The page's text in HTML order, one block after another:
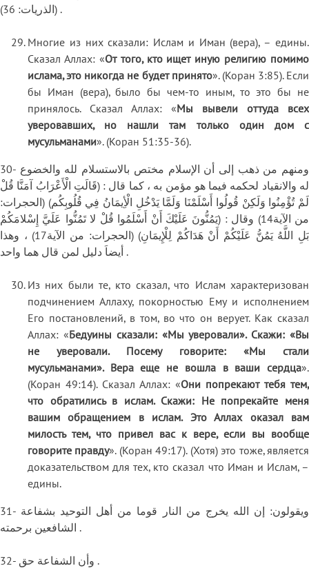
(الذريات: 36) .
Многие из них сказали: Ислам и Иман (вера), – едины.
Сказал Аллах: «От того, кто ищет иную религию помимо
ислама, это никогда не будет принято». (Коран 3:85). Если
бы Иман (вера), было бы чем-то иным, то это бы не
принялось. Сказал Аллах: «Мы вывели оттуда всех
уверовавших, но нашли там только один дом с
мусульманами». (Коран 51:35-36).
30- ومنهم من ذهب إلى أن الإسلام مختص بالاستسلام لله والخضوع
له والانقياد لحكمه فيما هو مؤمن به ، كما قال : (قَالَتِ الْأَعْرَابُ آمَنَّا قُلْ
لَمْ تُؤْمِنُوا وَلَكِنْ قُولُوا أَسْلَمْنَا وَلَمَّا يَدْخُلِ الْأِيمَانُ فِي قُلُوبِكُم) (الحجرات:
من الآية14) وقال : (يَمُنُّونَ عَلَيْكَ أَنْ أَسْلَمُوا قُلْ لا تَمُنُّوا عَلَيَّ إِسْلامَكُمْ
بَلِ اللَّهُ يَمُنُّ عَلَيْكُمْ أَنْ هَدَاكُمْ لِلْإِيمَانِ) (الحجرات: من الآية17) ، وهذا
أيضاَ دليل لمن قال هما واحد .
Из них были те, кто сказал, что Ислам характеризован
подчинением Аллаху, покорностью Ему и исполнением
Его постановлений, в том, во что он верует. Как сказал
Аллах: «Бедуины сказали: «Мы уверовали». Скажи: «Вы
не уверовали. Посему говорите: «Мы стали
мусульманами». Вера еще не вошла в ваши сердца».
(Коран 49:14). Сказал Аллах: «Они попрекают тебя тем,
что обратились в ислам. Скажи: Не попрекайте меня
вашим обращением в ислам. Это Аллах оказал вам
милость тем, что привел вас к вере, если вы вообще
говорите правду». (Коран 49:17). (Хотя) это тоже, является
доказательством для тех, кто сказал что Иман и Ислам, –
едины.
31- ويقولون: إن الله يخرج من النار قوما من أهل التوحيد بشفاعة
الشافعين برحمته .
32- وأن الشفاعة حق .